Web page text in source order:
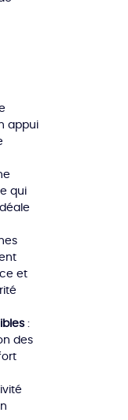
appui
qui
et
:
des